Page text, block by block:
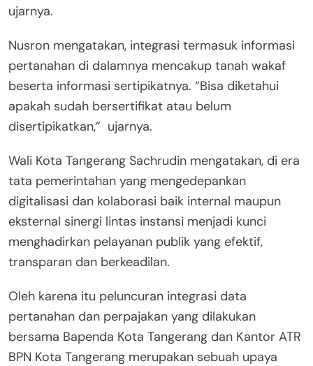
ujarnya.
Nusron mengatakan, integrasi termasuk informasi
pertanahan di dalamnya mencakup tanah wakaf
beserta informasi sertipikatnya. “Bisa diketahui
apakah sudah bersertifikat atau belum
disertipikatkan,” ujarnya.
Wali Kota Tangerang Sachrudin mengatakan, di era
tata pemerintahan yang mengedepankan
digitalisasi dan kolaborasi baik internal maupun
eksternal sinergi lintas instansi menjadi kunci
menghadirkan pelayanan publik yang efektif,
transparan dan berkeadilan.
Oleh karena itu peluncuran integrasi data
pertanahan dan perpajakan yang dilakukan
bersama Bapenda Kota Tangerang dan Kantor ATR
BPN Kota Tangerang merupakan sebuah upaya